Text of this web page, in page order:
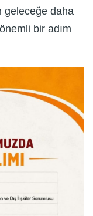
geleceğe daha
bir adım